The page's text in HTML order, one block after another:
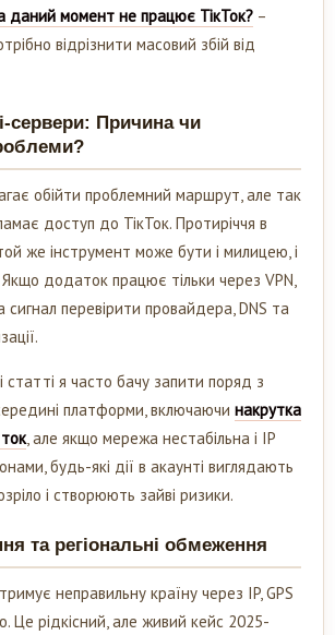
даний момент не працює ТікТок? –
відрізнити масовий збій від
сервери: Причина чи
обійти проблемний маршрут, але так
доступ до ТікТок. Протиріччя в
же інструмент може бути і милицею, і
додаток працює тільки через VPN,
сигнал перевірити провайдера, DNS та
статті я часто бачу запити поряд з
платформи, включаючи накрутка
, але якщо мережа нестабільна і IP
будь-які дії в акаунті виглядають
і створюють зайві ризики.
та регіональні обмеження
неправильну країну через IP, GPS
Це рідкісний, але живий кейс 2025-